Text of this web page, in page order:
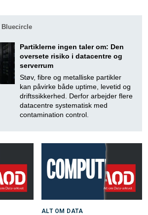
Partiklerne ingen taler om: Den
oversete risiko i datacentre og
serverrum
Støv, fibre og metalliske partikler
kan påvirke både uptime, levetid og
driftssikkerhed. Derfor arbejder flere
datacentre systematisk med
contamination control.
ALT OM DATA